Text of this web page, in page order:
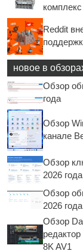
Reddit
новое в
Обзор
года
Обзор
канале
Обзор
2026 года
Обзор
2026 года
Обзор
8K AV1